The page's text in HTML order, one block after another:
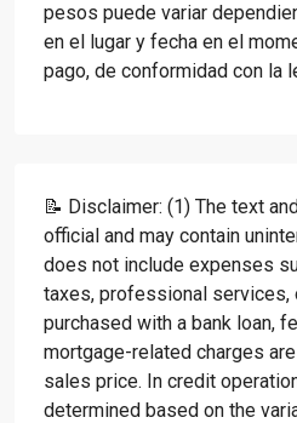
pesos puede variar
en el lugar y fecha en el
pago, de conformidad con la
📝 Disclaimer: (1) The text
official and may contain
does not include expenses
taxes, professional services,
purchased with a bank loan,
mortgage-related charges
sales price. In credit
determined based on the